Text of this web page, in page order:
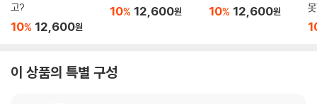
고?
10% 12,600원
10% 12,600원 10% 12,600원
이 상품의 특별 구성